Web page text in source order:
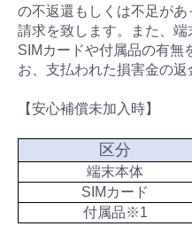
の不返還もしくは不足が
請求を致します。また、
SIMカードや付属品の有無
お、支払われた損害金の返
【安心補償未加入時】
区分
端末本体
SIMカード
付属品※1